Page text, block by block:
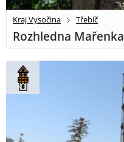
Kraj Vysočina Třebíč
Rozhledna Mařenka